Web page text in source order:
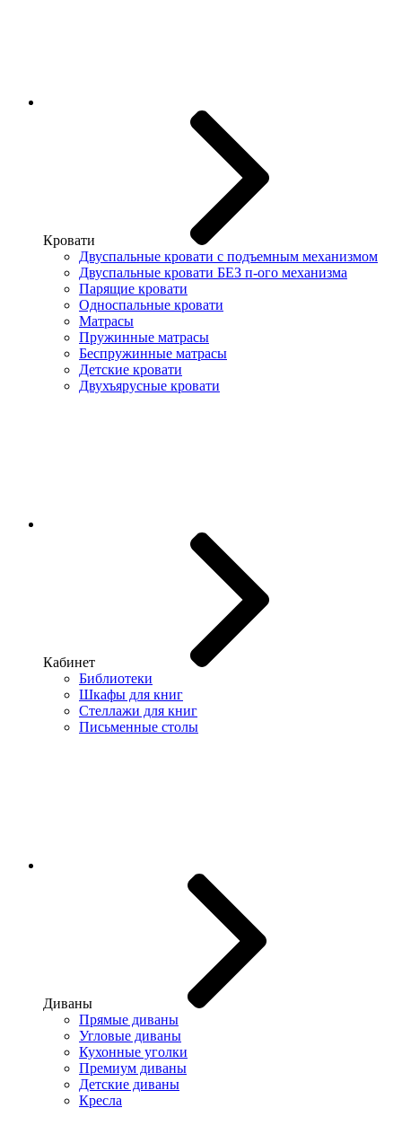
Кровати
Двуспальные кровати с подъемным механизмом
Двуспальные кровати БЕЗ п-ого механизма
Парящие кровати
Односпальные кровати
Матрасы
Пружинные матрасы
Беспружинные матрасы
Детские кровати
Двухъярусные кровати
Кабинет
Библиотеки
Шкафы для книг
Стеллажи для книг
Письменные столы
Диваны
Прямые диваны
Угловые диваны
Кухонные уголки
Премиум диваны
Детские диваны
Кресла